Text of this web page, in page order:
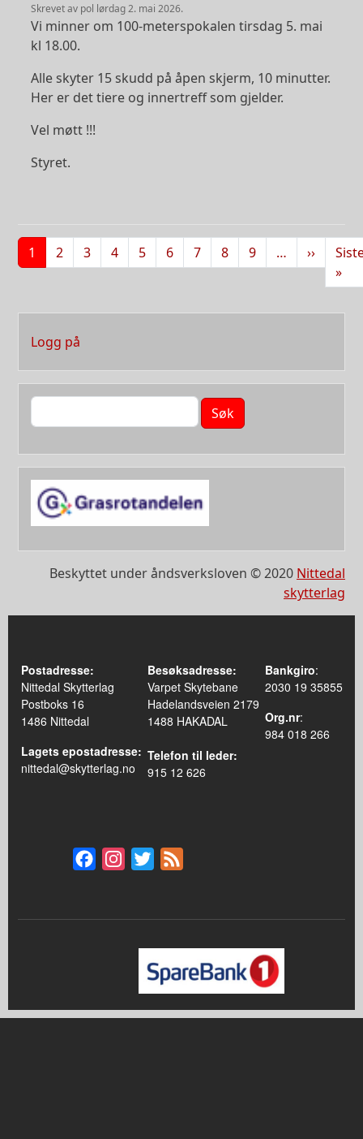
skrevet av pol lørdag 2. mai 2026.
Vi minner om 100-meterspokalen tirsdag 5. mai
kl 18.00.
Alle skyter 15 skudd på åpen skjerm, 10 minutter.
Her er det tiere og innertreff som gjelder.
Vel møtt !!!
Styret.
Sider
1 2 3 4 5 6 7 8 9 … ››Neste
»
User account menu
Logg på
Søk
Beskyttet under åndsverksloven © 2020 Nittedal
skytterlag
Postadresse:
Nittedal Skytterlag
Postboks 16
1486 Nittedal
Lagets epostadresse:
nittedal@skytterlag.no
Besøksadresse:
Varpet Skytebane
Hadelandsveien 2179
1488 HAKADAL
Telefon til leder:
915 12 626
Bankgiro:
2030 19 35855
Org.nr:
984 018 266
FacebookInstagram
Twitter